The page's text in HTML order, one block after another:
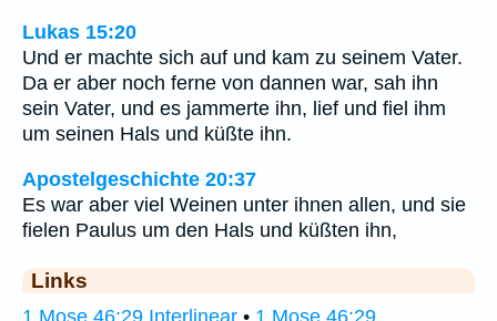
Lukas 15:20
Und er machte sich auf und kam zu seinem Vater.
Da er aber noch ferne von dannen war, sah ihn
sein Vater, und es jammerte ihn, lief und fiel ihm
um seinen Hals und küßte ihn.
Apostelgeschichte 20:37
Es war aber viel Weinen unter ihnen allen, und sie
fielen Paulus um den Hals und küßten ihn,
Links
1.Mose 46:29 Interlinear • 1.Mose 46:29